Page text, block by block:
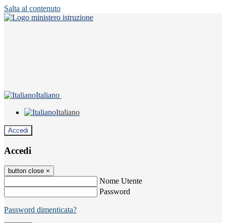
Salta al contenuto
Italiano
Italiano
Accedi
Accedi
button close ×
Nome Utente
Password
Password dimenticata?